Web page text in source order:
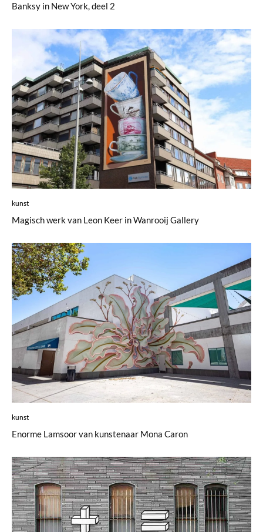
Banksy in New York, deel 2
kunst
Magisch werk van Leon Keer in Wanrooij Gallery
kunst
Enorme Lamsoor van kunstenaar Mona Caron